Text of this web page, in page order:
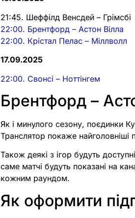
21:45. Шеффілд Венсдей – Грімсбі
22:00. Брентфорд – Астон Вілла
22:00. Крістал Пелас – Міллволл
17.09.2025
22:00. Свонсі – Ноттінгем
Брентфорд –
Як і минулого сезону, поєдинки
Транслятор покаже найголовніші
Також деякі з ігор будуть
саме матчі будуть показані на
кожним раундом.
Як оформити